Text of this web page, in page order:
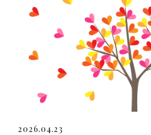
2026.04.23